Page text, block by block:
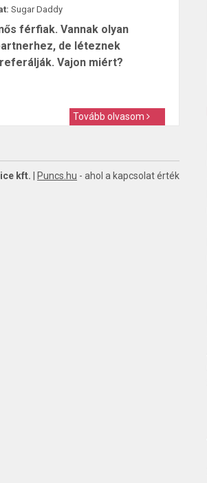
Sugar Daddy
férfiak. Vannak olyan
de léteznek
Vajon miért?
Tovább olvasom
kft. Puncs.hu - ahol a kapcsolat érték